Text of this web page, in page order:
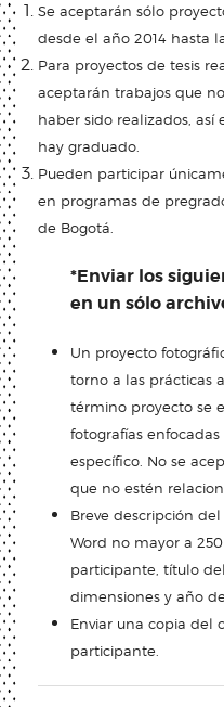
Se aceptarán sólo
desde el año 2014 hasta
Para proyectos de tesis
aceptarán trabajos que
haber sido realizados,
hay graduado.
Pueden participar
en programas de
de Bogotá.
*Enviar los
en un sólo
Un proyecto
torno a las prácticas
término proyecto se
fotografías
específico. No se
que no estén
Breve descripción
Word no mayor a
participante, título
dimensiones y año
Enviar una copia del
participante.